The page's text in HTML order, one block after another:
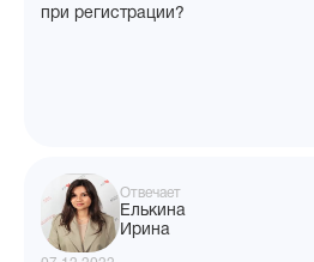
при регистрации?
Отвечает
Елькина
Ирина